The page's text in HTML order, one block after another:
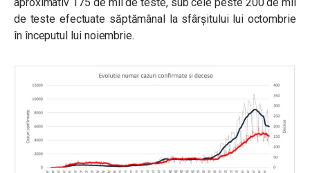
de teste efectuate săptămânal la sfârșitului lui octombrie
în începutul lui noiembrie.